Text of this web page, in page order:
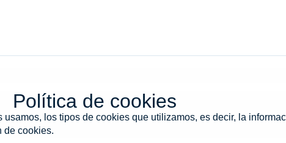
Política de cookies
los tipos de cookies que utilizamos, es decir, la
de cookies.